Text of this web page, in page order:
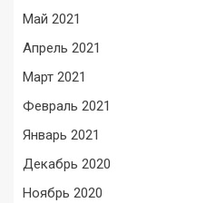
Май 2021
Апрель 2021
Март 2021
Февраль 2021
Январь 2021
Декабрь 2020
Ноябрь 2020